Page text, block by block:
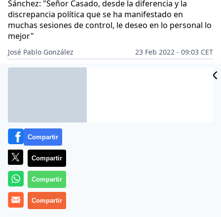
Sánchez: "Señor Casado, desde la diferencia y la
discrepancia política que se ha manifestado en
muchas sesiones de control, le deseo en lo personal lo
mejor"
José Pablo González
23 Feb 2022 - 09:03 CET
Archivado en: PARLAMENTO
Compartir
Compartir
Compartir
Compartir